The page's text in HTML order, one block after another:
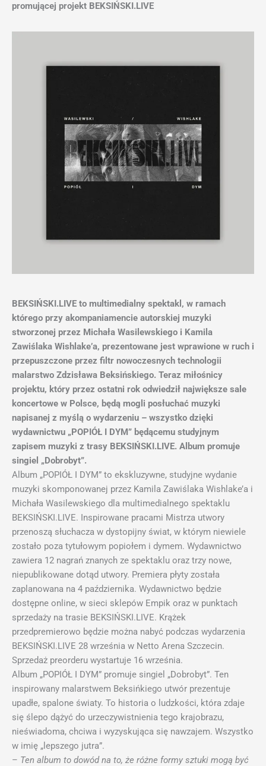
promującej projekt BEKSIŃSKI.LIVE
BEKSIŃSKI.LIVE to multimedialny spektakl, w ramach
którego przy akompaniamencie autorskiej muzyki
stworzonej przez Michała Wasilewskiego i Kamila
Zawiślaka Wishlake’a, prezentowane jest wprawione w ruch i
przepuszczone przez filtr nowoczesnych technologii
malarstwo Zdzisława Beksińskiego. Teraz miłośnicy
projektu, który przez ostatni rok odwiedził największe sale
koncertowe w Polsce, będą mogli posłuchać muzyki
napisanej z myślą o wydarzeniu – wszystko dzięki
wydawnictwu „POPIÓŁ I DYM” będącemu studyjnym
zapisem muzyki z trasy BEKSIŃSKI.LIVE. Album promuje
singiel „Dobrobyt”.
Album „POPIÓŁ I DYM” to ekskluzywne, studyjne wydanie
muzyki skomponowanej przez Kamila Zawiślaka Wishlake’a i
Michała Wasilewskiego dla multimedialnego spektaklu
BEKSIŃSKI.LIVE. Inspirowane pracami Mistrza utwory
przenoszą słuchacza w dystopijny świat, w którym niewiele
zostało poza tytułowym popiołem i dymem. Wydawnictwo
zawiera 12 nagrań znanych ze spektaklu oraz trzy nowe,
niepublikowane dotąd utwory. Premiera płyty została
zaplanowana na 4 października. Wydawnictwo będzie
dostępne online, w sieci sklepów Empik oraz w punktach
sprzedaży na trasie BEKSIŃSKI.LIVE. Krążek
przedpremierowo będzie można nabyć podczas wydarzenia
BEKSIŃSKI.LIVE 28 września w Netto Arena Szczecin.
Sprzedaż preorderu wystartuje 16 września.
Album „POPIÓŁ I DYM” promuje singiel „Dobrobyt”. Ten
inspirowany malarstwem Beksińkiego utwór prezentuje
upadłe, spalone światy. To historia o ludzkości, która zdaje
się ślepo dążyć do urzeczywistnienia tego krajobrazu,
nieświadoma, chciwa i wyzyskująca się nawzajem. Wszystko
w imię „lepszego jutra”.
– Ten album to dowód na to, że różne formy sztuki mogą być